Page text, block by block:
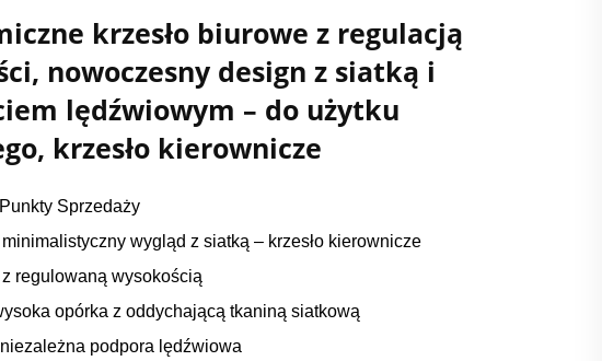
krzesło biurowe z regulacją
nowoczesny design z siatką i
lędźwiowym – do użytku
krzesło kierownicze
Sprzedaży
wygląd z siatką – krzesło kierownicze
z regulowaną wysokością
opórka z oddychającą tkaniną siatkową
podpora lędźwiowa